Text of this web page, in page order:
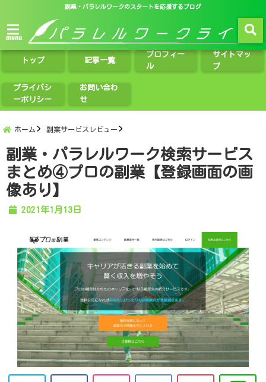
副業・パラレルワークのスタートを応援するブログ
menu
トップ 記事一覧
プロフィー
ル
サイトマッ
プ
プライバシ
ーポリシー
お問い合わ
せ
ホーム 副業サービスレビュー
副業・パラレルワーク検索サービス
まとめ④プロの副業【登録画面の画
像あり】
2021年1月13日